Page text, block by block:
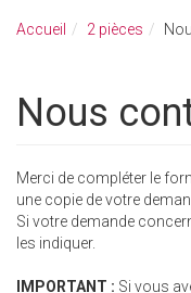
Accueil 2 pièces
Nous
Merci de compléter le
une copie de votre
Si votre demande
les indiquer.
IMPORTANT : Si vous